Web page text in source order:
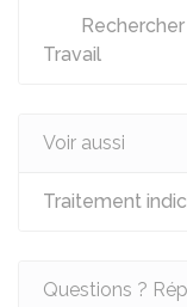
Travail
Voir aussi
Traitement
Questions ?